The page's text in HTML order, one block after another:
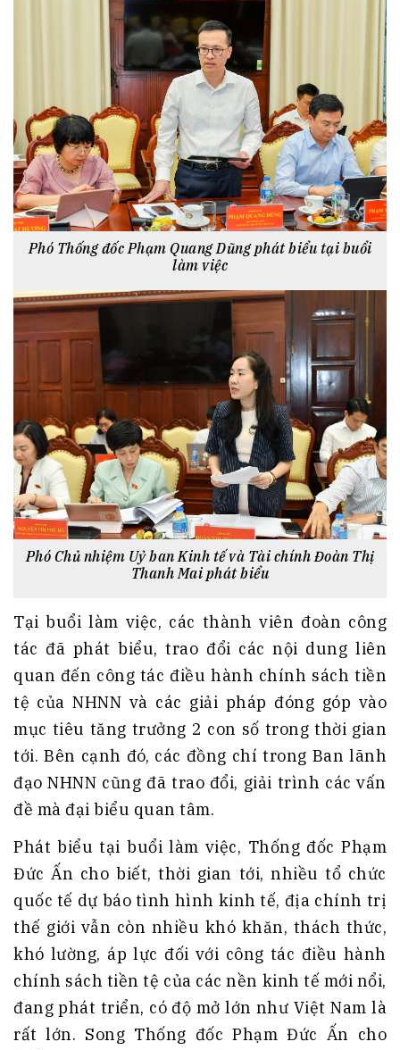
Phó Thống đốc Phạm Quang Dũng phát biểu tại buổi
làm việc
Phó Chủ nhiệm Uỷ ban Kinh tế và Tài chính Đoàn Thị
Thanh Mai phát biểu
Tại buổi làm việc, các thành viên đoàn công
tác đã phát biểu, trao đổi các nội dung liên
quan đến công tác điều hành chính sách tiền
tệ của NHNN và các giải pháp đóng góp vào
mục tiêu tăng trưởng 2 con số trong thời gian
tới. Bên cạnh đó, các đồng chí trong Ban lãnh
đạo NHNN cũng đã trao đổi, giải trình các vấn
đề mà đại biểu quan tâm.
Phát biểu tại buổi làm việc, Thống đốc Phạm
Đức Ấn cho biết, thời gian tới, nhiều tổ chức
quốc tế dự báo tình hình kinh tế, địa chính trị
thế giới vẫn còn nhiều khó khăn, thách thức,
khó lường, áp lực đối với công tác điều hành
chính sách tiền tệ của các nền kinh tế mới nổi,
đang phát triển, có độ mở lớn như Việt Nam là
rất lớn. Song Thống đốc Phạm Đức Ấn cho